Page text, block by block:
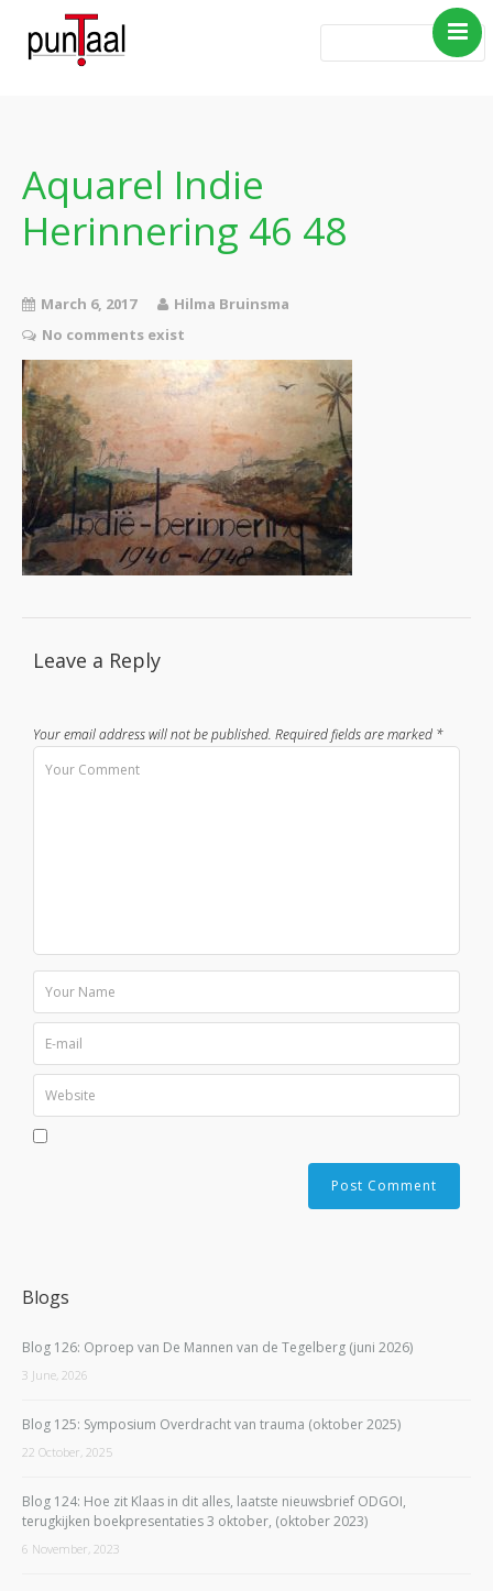
Boeken
Verhalen
Contact
Aquarel Indie
Herinnering 46 48
March 6, 2017
Hilma Bruinsma
No comments exist
Leave a Reply
Your email address will not be published. Required fields are marked *
Blogs
Blog 126: Oproep van De Mannen van de Tegelberg (juni 2026)
3 June, 2026
Blog 125: Symposium Overdracht van trauma (oktober 2025)
22 October, 2025
Blog 124: Hoe zit Klaas in dit alles, laatste nieuwsbrief ODGOI,
terugkijken boekpresentaties 3 oktober, (oktober 2023)
6 November, 2023